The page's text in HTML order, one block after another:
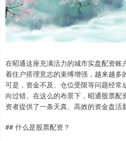
在昭通这座充满活力的城市实盘配资账
着住户搭理意志的束缚增强，越来越多
可是，资金不及、仓位受限等问题经常
向过错。在这么的布景下，昭通股票配
资者提供了一条天真、高效的资金盘活
## 什么是股票配资？